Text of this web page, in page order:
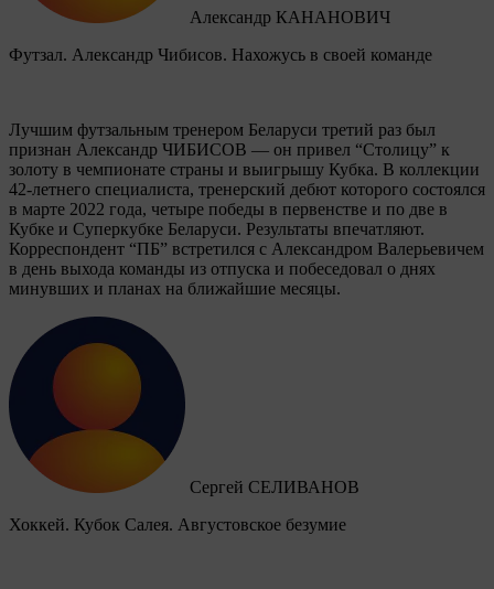
Александр КАНАНОВИЧ
Футзал. Александр Чибисов. Нахожусь в своей команде
Лучшим футзальным тренером Беларуси третий раз был
признан Александр ЧИБИСОВ — он привел “Столицу” к
золоту в чемпионате страны и выигрышу Кубка. В коллекции
42-летнего специалиста, тренерский дебют которого состоялся
в марте 2022 года, четыре победы в первенстве и по две в
Кубке и Суперкубке Беларуси. Результаты впечатляют.
Корреспондент “ПБ” встретился с Александром Валерьевичем
в день выхода команды из отпуска и побеседовал о днях
минувших и планах на ближайшие месяцы.
Сергей СЕЛИВАНОВ
Хоккей. Кубок Салея. Августовское безумие